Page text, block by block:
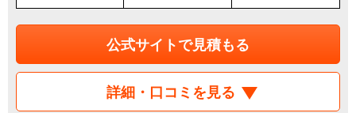
公式サイトで見積もる
詳細・口コミを見る